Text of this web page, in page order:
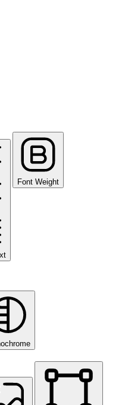
Font Weight